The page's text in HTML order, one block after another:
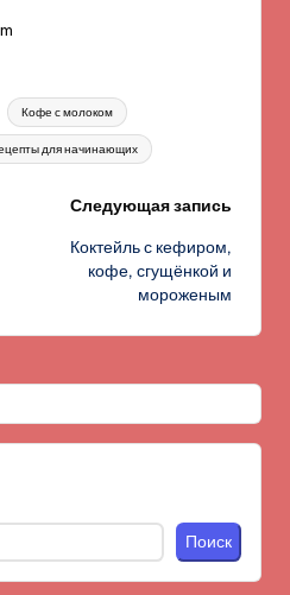
Кофе с молоком
для начинающих
Следующая запись
Коктейль с кефиром,
кофе, сгущёнкой и
мороженым
Поиск